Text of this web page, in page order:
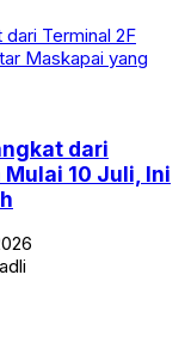
dari
10 Juli, Ini